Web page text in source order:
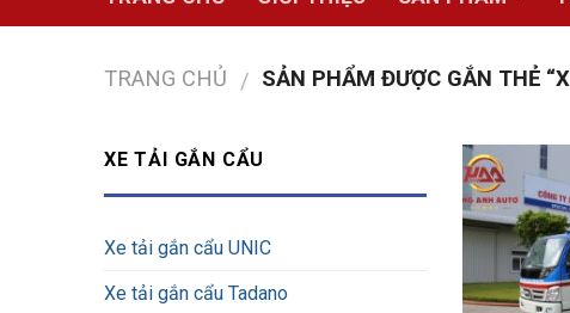
TRANG CHỦ / SẢN PHẨM ĐƯỢC GẮN THẺ
XE TẢI GẮN CẨU
Xe tải gắn cẩu UNIC
Xe tải gắn cẩu Tadano